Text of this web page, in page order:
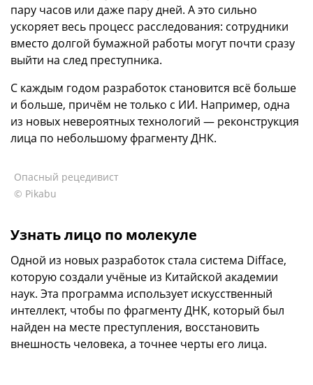
пару часов или даже пару дней. А это сильно
ускоряет весь процесс расследования: сотрудники
вместо долгой бумажной работы могут почти сразу
выйти на след преступника.
С каждым годом разработок становится всё больше
и больше, причём не только с ИИ. Например, одна
из новых невероятных технологий — реконструкция
лица по небольшому фрагменту ДНК.
Опасный рецедивист
© Pikabu
Узнать лицо по молекуле
Одной из новых разработок стала система Difface,
которую создали учёные из Китайской академии
наук. Эта программа использует искусственный
интеллект, чтобы по фрагменту ДНК, который был
найден на месте преступления, восстановить
внешность человека, а точнее черты его лица.